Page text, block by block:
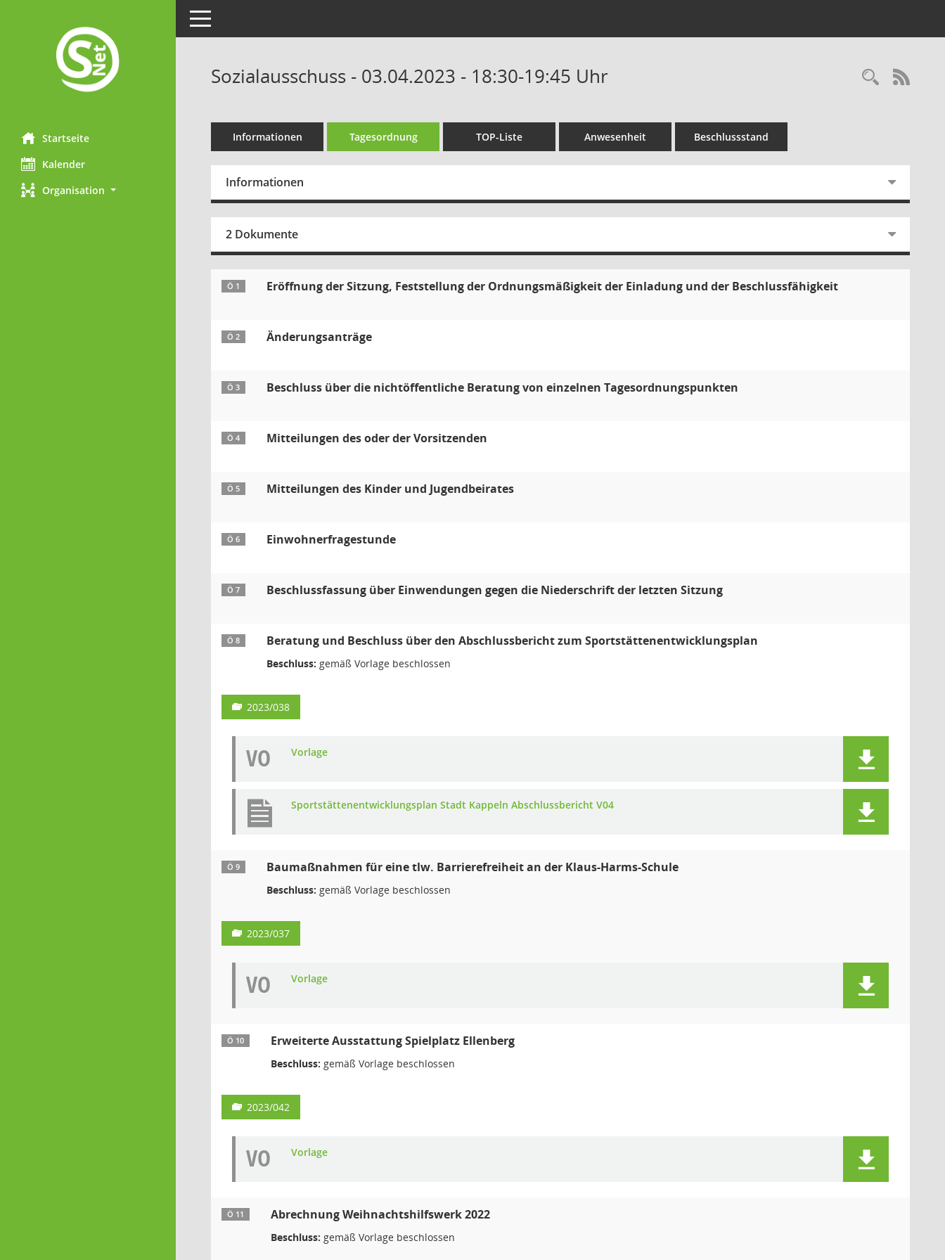
Startseite
Kalender
Organisation
Toggle navigation
Sozialausschuss - 03.04.2023 - 18:30-19:45 Uhr
Informationen Tagesordnung TOP-Liste Anwesenheit Beschlussstand
Informationen
2 Dokumente
Ö 1 Eröffnung der Sitzung, Feststellung der Ordnungsmäßigkeit der Einladung und der Beschlussfähigkeit
Ö 2 Änderungsanträge
Ö 3 Beschluss über die nichtöffentliche Beratung von einzelnen Tagesordnungspunkten
Ö 4 Mitteilungen des oder der Vorsitzenden
Ö 5 Mitteilungen des Kinder und Jugendbeirates
Ö 6 Einwohnerfragestunde
Ö 7 Beschlussfassung über Einwendungen gegen die Niederschrift der letzten Sitzung
Ö 8 Beratung und Beschluss über den Abschlussbericht zum Sportstättenentwicklungsplan
Beschluss: gemäß Vorlage beschlossen
2023/038
VO Vorlage
Sportstättenentwicklungsplan Stadt Kappeln Abschlussbericht V04
Ö 9 Baumaßnahmen für eine tlw. Barrierefreiheit an der Klaus-Harms-Schule
Beschluss: gemäß Vorlage beschlossen
2023/037
VO Vorlage
Ö 10 Erweiterte Ausstattung Spielplatz Ellenberg
Beschluss: gemäß Vorlage beschlossen
2023/042
VO Vorlage
Ö 11 Abrechnung Weihnachtshilfswerk 2022
Beschluss: gemäß Vorlage beschlossen